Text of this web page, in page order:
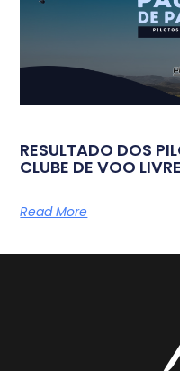
RESULTADO DOS
CLUBE DE VOO
Read More